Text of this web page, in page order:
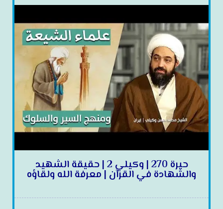
حيرة 270 | وكيلي 2 | حقيقة الشهيد
والشهادة في القرآن | معرفة الله ولقاؤه